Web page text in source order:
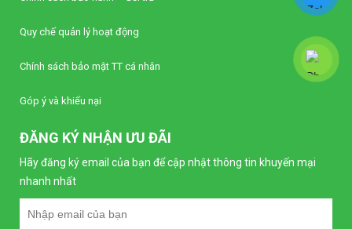
Quy chế quản lý hoạt động
Chính sách bảo mật TT cá nhân
Góp ý và khiếu nại
ĐĂNG KÝ NHẬN ƯU ĐÃI
Hãy đăng ký email của bạn để cập nhật thông tin khuyến mại
nhanh nhất